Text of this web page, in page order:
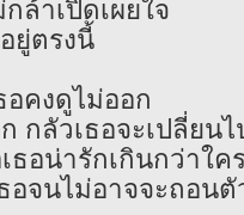
ล้าเปิดเผยใจ
ยู่ตรงนี้
อคงดูไม่ออก
กลัวเธอจะเปลี่ยนไ
ธอน่ารักเกินกว่าใค
อจนไม่อาจจะถอนตั